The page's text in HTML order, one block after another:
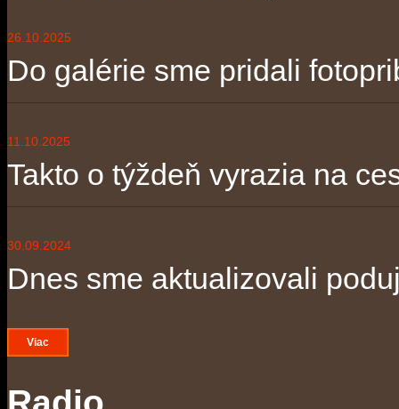
26.10.2025
Do galérie sme pridali
11.10.2025
Takto o týždeň vyrazia na
30.09.2024
Dnes sme aktualizovali
Viac